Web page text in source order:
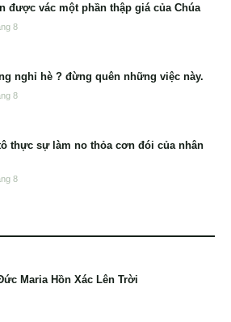
được vác một phần thập giá của Chúa
8
nghỉ hè ? đừng quên những việc này.
8
thực sự làm no thỏa cơn đói của nhân
8
Maria Hồn Xác Lên Trời